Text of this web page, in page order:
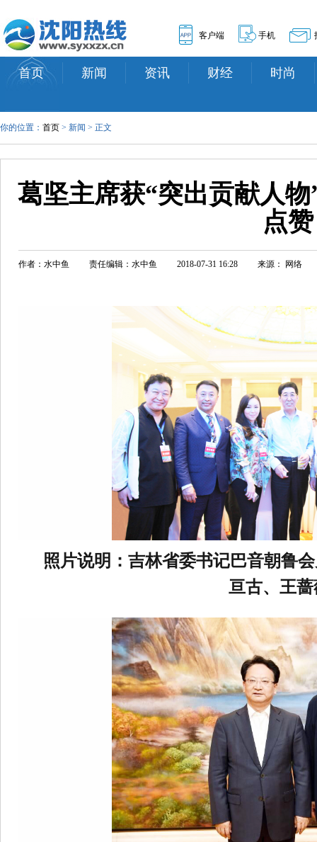
客户端 手机
首页 新闻 资讯 财经 时尚
你的位置： 首页 > 新闻 > 正文
葛坚主席获“突出贡献人
点赞
作者：水中鱼 责任编辑：水中鱼 2018-07-31 16:28 来源： 网络
照片说明：吉林省委书记巴音朝鲁
亘古、王